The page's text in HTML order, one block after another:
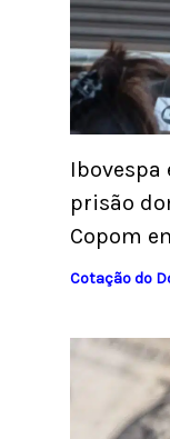
Ibovespa
prisão
Copom
Cotação do